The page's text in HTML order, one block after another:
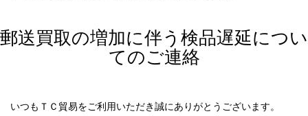
郵送買取の増加に伴う検品遅延につい
てのご連絡
いつもＴＣ貿易をご利用いただき誠にありがとうございます。